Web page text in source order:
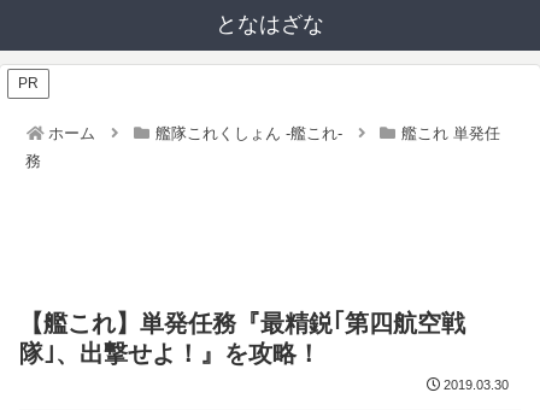
となはざな
PR
ホーム 艦隊これくしょん -艦これ-
艦これ 単発任
務
【艦これ】単発任務『最精鋭｢第四航空戦
隊｣、出撃せよ！』を攻略！
2019.03.30